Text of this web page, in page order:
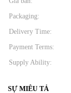
Packaging:
Delivery Time:
Payment Terms:
Supply Ability:
SỰ MIÊU TẢ